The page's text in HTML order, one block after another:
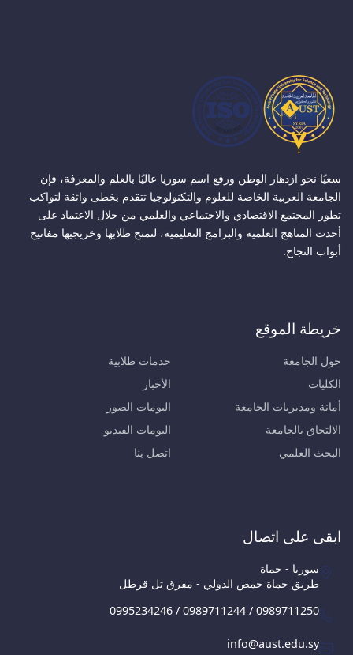
سعيًا نحو ازدهار الوطن ورفع اسم سوريا عاليًا بالعلم والمعرفة، فإن
الجامعة العربية الخاصة للعلوم والتكنولوجيا تتقدم بخطى واثقة لتواكب
تطور المجتمع الاقتصادي والاجتماعي والعلمي من خلال الاعتماد على
أحدث المناهج العلمية والبرامج التعليمية، لتمنح طلابها وخريجيها مفاتيح
أبواب النجاح.
خريطة الموقع
حول الجامعة
الكليات
أمانة ومديريات الجامعة
الالتحاق بالجامعة
البحث العلمي
خدمات طلابية
الأخبار
البومات الصور
البومات الفيديو
اتصل بنا
ابقى على اتصال
سوريا - حماة
طريق حماة حمص الدولي - مفرق تل قرطل
0995234246 / 0989711244 / 0989711250
info@aust.edu.sy